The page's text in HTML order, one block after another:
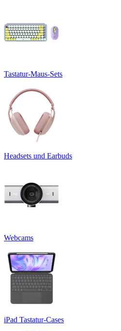
Tastatur-Maus-Sets
Headsets und Earbuds
Webcams
iPad Tastatur-Cases